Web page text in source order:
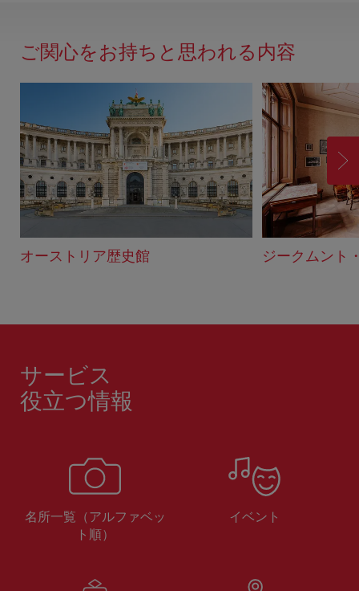
ド
ク
ご関心をお持ちと思われる内容
オーストリア歴史館 ジークムント
進
む
サービス
役立つ情報
名所一覧（アルファベッ
ト順）
イベント